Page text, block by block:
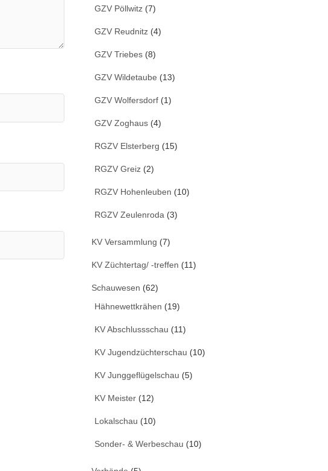
GZV Pöllwitz (7)
GZV Reudnitz (4)
GZV Triebes (8)
GZV Wildetaube (13)
GZV Wolfersdorf (1)
GZV Zoghaus (4)
RGZV Elsterberg (15)
RGZV Greiz (2)
RGZV Hohenleuben (10)
RGZV Zeulenroda (3)
KV Versammlung (7)
KV Züchtertag/ -treffen (11)
Schauwesen (62)
Hähnewettkrähen (19)
KV Abschlussschau (11)
KV Jugendzüchterschau (10)
KV Junggeflügelschau (5)
KV Meister (12)
Lokalschau (10)
Sonder- & Werbeschau (10)